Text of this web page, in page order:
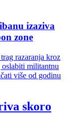
izaziva
zone
razaranja kroz
militantnu
više od godinu
skoro